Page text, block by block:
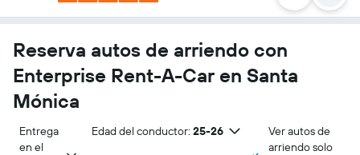
Reserva autos de arriendo con
Enterprise Rent-A-Car en Santa
Mónica
Entrega
en el
Edad del conductor: 25-26
Ver autos de
arriendo solo